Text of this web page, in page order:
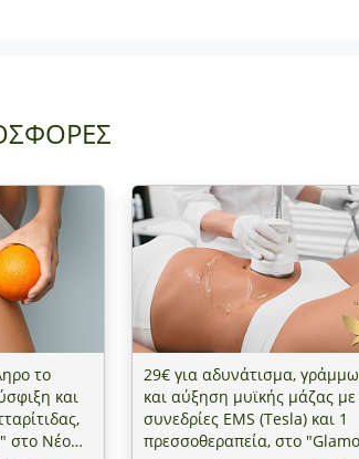
το
και
στο Νέο
29€ για αδυνάτισμα,
και αύξηση μυϊκής μάζας
συνεδρίες EMS (Tesla) και 1
πρεσσοθεραπεία, στο